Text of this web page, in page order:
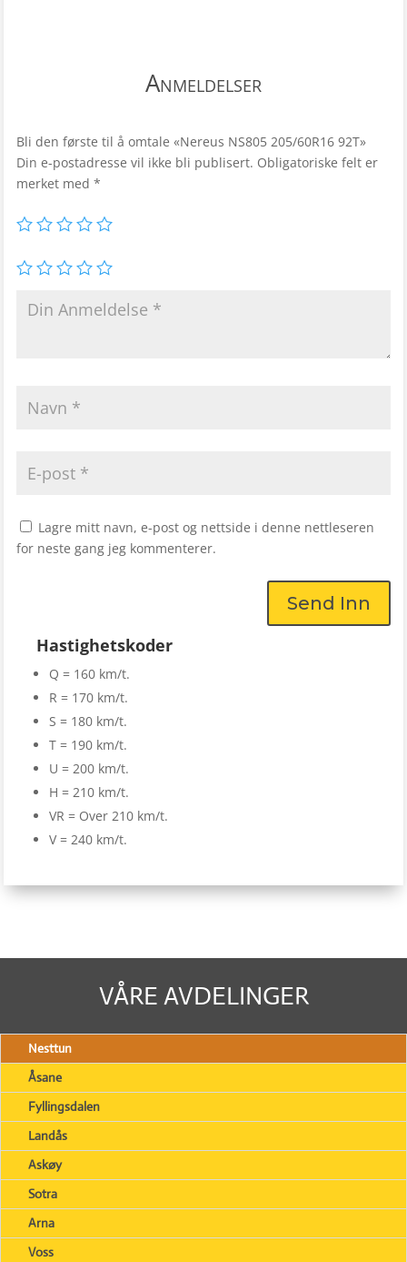
Anmeldelser
Bli den første til å omtale «Nereus NS805 205/60R16 92T»
Din e-postadresse vil ikke bli publisert. Obligatoriske felt er
merket med *
Lagre mitt navn, e-post og nettside i denne nettleseren
for neste gang jeg kommenterer.
Send Inn
Hastighetskoder
Q = 160 km/t.
R = 170 km/t.
S = 180 km/t.
T = 190 km/t.
U = 200 km/t.
H = 210 km/t.
VR = Over 210 km/t.
V = 240 km/t.
VÅRE AVDELINGER
Nesttun
Åsane
Fyllingsdalen
Landås
Askøy
Sotra
Arna
Voss